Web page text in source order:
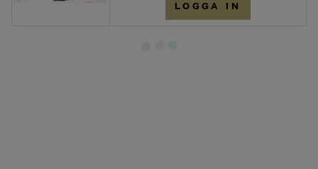
LOGGA IN